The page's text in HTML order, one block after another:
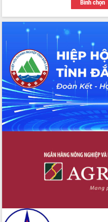
Thứ trưởng Bộ Y tế làm việc với tỉnh
Đắk Lắk về phát triển nhân lực y tế
cho trạm y tế cấp xã
Du lịch Đắk Lắk nâng tầm trải nghiệm
du khách thông qua Hệ thống cơ sở dữ
liệu và Bản đồ số
Tập huấn ứng dụng trí tuệ nhân tạo (AI)
trong thương mại điện tử năm 2026
Đoàn đại biểu Quốc hội tỉnh Đắk Lắk
trao đổi thông tin trước Kỳ họp thứ
nhất, Quốc hội khóa XVI
Quyết liệt cải cách hành chính, khơi
Nâng cao hiệu lực, hiệu quả HĐND
tỉnh thông qua hiện đại hóa hành chính
Xã Ea Phê gắn cải cách hành chính với
Hồ Thị Nguyên Thảo làm việc tại Trung
tâm Phục vụ hành chính công xã Ea
Bình chọn